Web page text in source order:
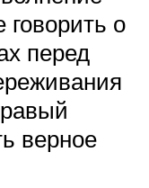
о
перед
верное